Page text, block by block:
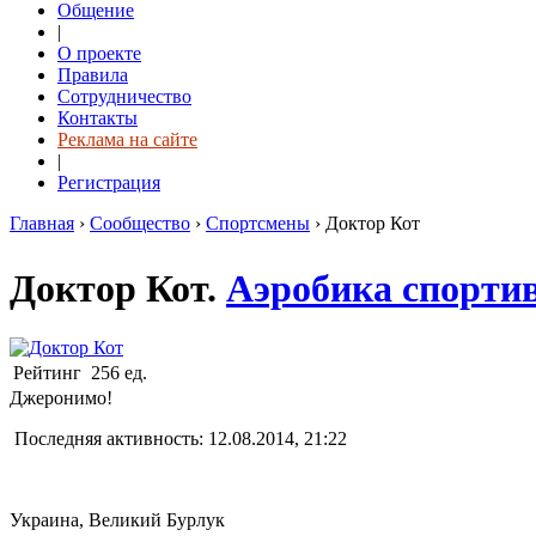
Общение
|
О проекте
Правила
Сотрудничество
Контакты
Реклама на сайте
|
Регистрация
Главная › Сообщество › Спортсмены › Доктор Кот
Доктор Кот. Аэробика
Рейтинг 256 ед.
Джеронимо!
Последняя активность: 12.08.2014, 21:22
Украина, Великий Бурлук